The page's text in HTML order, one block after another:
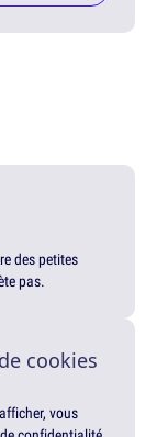
des petites
pas.
cookies
vous